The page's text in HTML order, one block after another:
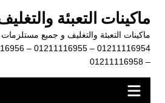
المحتوى
ماكينات التعبئة
ماكينات التعبئة والتغليف و جميع مستلزمات
– 01211116958